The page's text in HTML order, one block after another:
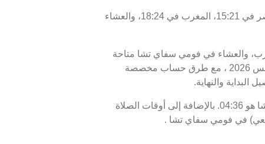
اليوم، السبت 08/08/2026 ، أوقات الصلاة في فومي سفاي تشا كالتالي : الفجر في 04:36، الظهر في 12:07، العصر في 15:21، المغرب في 18:24، والعشاء
والعشاء في فومي سفاي تشا متاحة
للاطلاع. أوقات الصلاة اليوم، 23 صفر 1448 ، وبرنامج الأيام السبعة القادمة، من 08 أغسطس 2026 إلى 15 أغسطس 2026 ، مع طرق حساب مخصصة
والنهاية.
موعد غروب الشمس أو الإفطار في فومي سفاي تشا هو 18:24، ووقت انتهاء السحور أو الفجر في فومي سفاي تشا هو 04:36. بالإضافة إلى أوقات الصلاة
في فومي سفاي تشا .